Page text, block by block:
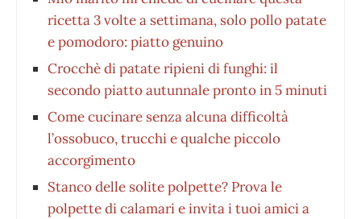
ricetta 3 volte a settimana, solo pollo patate
e pomodoro: piatto genuino
Crocchè di patate ripieni di funghi: il
secondo piatto autunnale pronto in 5 minuti
Come cucinare senza alcuna difficoltà
l’ossobuco, trucchi e qualche piccolo
accorgimento
Stanco delle solite polpette? Prova le
polpette di calamari e invita i tuoi amici a